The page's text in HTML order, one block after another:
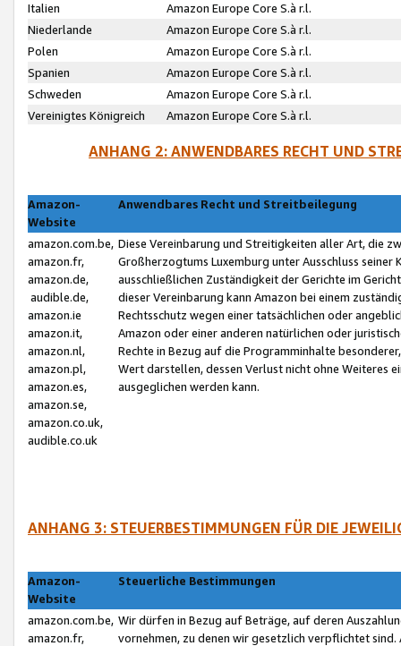
Italien
Amazon Europe Core S.à r.l.
Niederlande
Amazon Europe Core S.à r.l.
Polen
Amazon Europe Core S.à r.l.
Spanien
Amazon Europe Core S.à r.l.
Schweden
Amazon Europe Core S.à r.l.
Vereinigtes Königreich
Amazon Europe Core S.à r.l.
ANHANG 2: ANWENDBARES RECHT UND
Amazon-
Website
Anwendbares Recht und Streitbeilegung
amazon.com.be,
amazon.fr,
amazon.de,
audible.de,
amazon.ie
amazon.it,
amazon.nl,
amazon.pl,
amazon.es,
amazon.se,
amazon.co.uk,
audible.co.uk
Diese Vereinbarung und Streitigkeiten aller Art, die
Großherzogtums Luxemburg unter Ausschluss
ausschließlichen Zuständigkeit der Gerichte im
dieser Vereinbarung kann Amazon bei einem
Rechtsschutz wegen einer tatsächlichen oder
Amazon oder einer anderen natürlichen oder
Rechte in Bezug auf die Programminhalte
Wert darstellen, dessen Verlust nicht ohne Weiteres
ausgeglichen werden kann.
ANHANG 3: STEUERBESTIMMUNGEN FÜR DIE
Amazon-
Website
Steuerliche Bestimmungen
amazon.com.be,
amazon.fr,
Wir dürfen in Bezug auf Beträge, auf deren
vornehmen, zu denen wir gesetzlich verpflichtet